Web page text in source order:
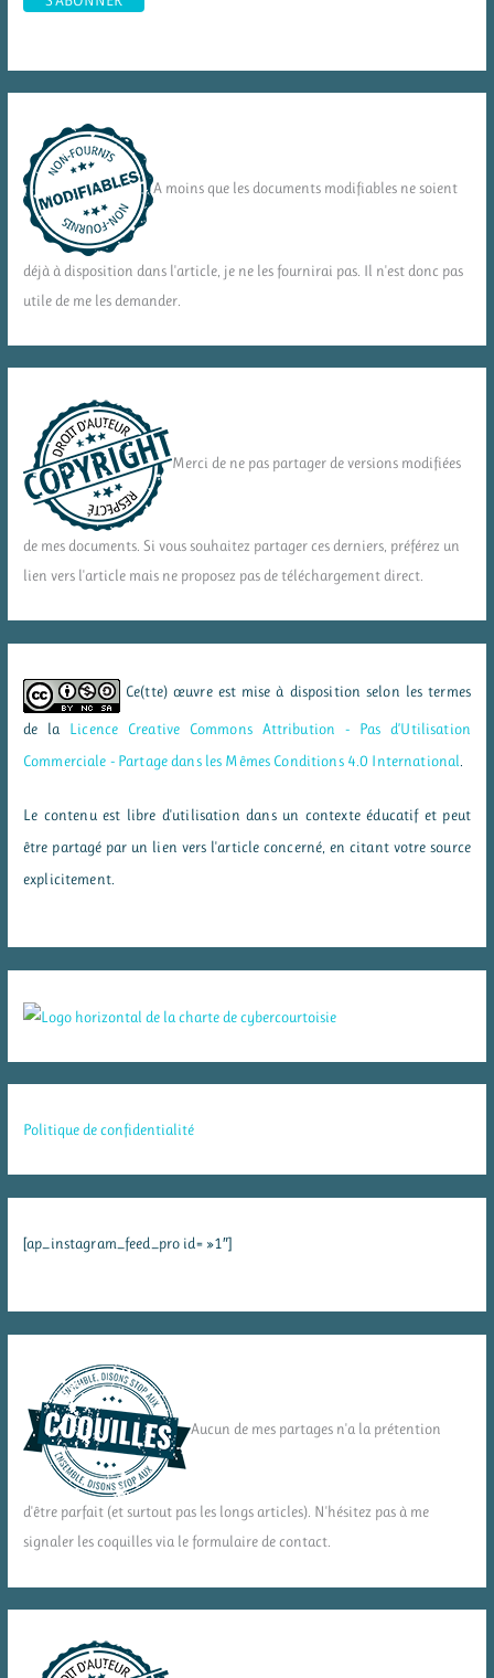
A moins que les documents modifiables ne soient
déjà à disposition dans l'article, je ne les fournirai pas. Il n'est donc pas
utile de me les demander.
Merci de ne pas partager de versions modifiées
de mes documents. Si vous souhaitez partager ces derniers, préférez un
lien vers l'article mais ne proposez pas de téléchargement direct.
Ce(tte) œuvre est mise à disposition selon les termes
de la Licence Creative Commons Attribution - Pas d’Utilisation
Commerciale - Partage dans les Mêmes Conditions 4.0 International
Le contenu est libre d'utilisation dans un contexte éducatif et peut
être partagé par un lien vers l'article concerné, en citant votre source
explicitement.
Politique de confidentialité
[ap_instagram_feed_pro id= »1″]
Aucun de mes partages n'a la prétention
d'être parfait (et surtout pas les longs articles). N'hésitez pas à me
signaler les coquilles via le formulaire de contact.